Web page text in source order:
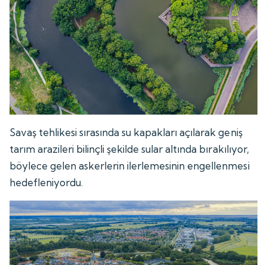
Savaş tehlikesi sırasında su kapakları açılarak geniş
tarım arazileri bilinçli şekilde sular altında bırakılıyor,
böylece gelen askerlerin ilerlemesinin engellenmesi
hedefleniyordu.